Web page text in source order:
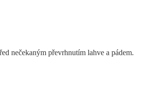
nečekaným převrhnutím lahve a pádem.